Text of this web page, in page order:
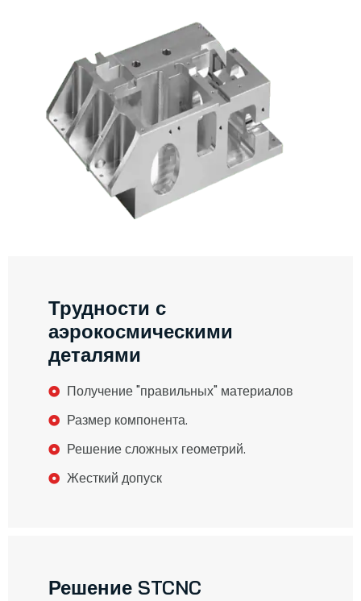
Трудности с
аэрокосмическими
деталями
Получение "правильных" материалов
Размер компонента.
Решение сложных геометрий.
Жесткий допуск
Решение STCNC